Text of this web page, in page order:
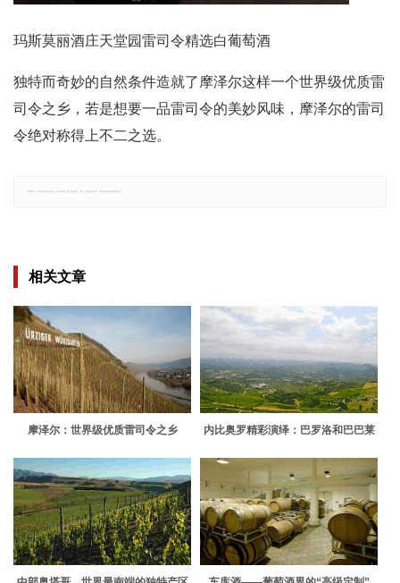
玛斯莫丽酒庄天堂园雷司令精选白葡萄酒
独特而奇妙的自然条件造就了摩泽尔这样一个世界级优质雷
司令之乡，若是想要一品雷司令的美妙风味，摩泽尔的雷司
令绝对称得上不二之选。
相关文章
摩泽尔：世界级优质雷司令之乡
内比奥罗精彩演绎：巴罗洛和巴巴莱